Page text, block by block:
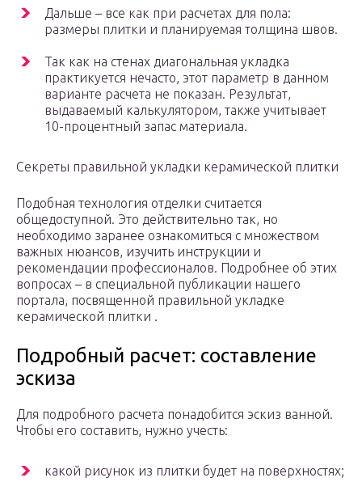
Дальше – все как при расчетах для пола:
размеры плитки и планируемая толщина швов.
Так как на стенах диагональная укладка
практикуется нечасто, этот параметр в данном
варианте расчета не показан. Результат,
выдаваемый калькулятором, также учитывает
10-процентный запас материала.
Секреты правильной укладки керамической плитки
Подобная технология отделки считается
общедоступной. Это действительно так, но
необходимо заранее ознакомиться с множеством
важных нюансов, изучить инструкции и
рекомендации профессионалов. Подробнее об этих
вопросах – в специальной публикации нашего
портала, посвященной правильной укладке
керамической плитки .
Подробный расчет: составление
эскиза
Для подробного расчета понадобится эскиз ванной.
Чтобы его составить, нужно учесть:
какой рисунок из плитки будет на поверхностях;